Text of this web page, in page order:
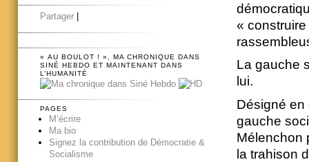
«
La gauche
lui.
Désigné en
gauche
Mélenchon
la trahison
Partager
« AU BOULOT ! », MA CHRONIQUE DANS
SINÉ HEBDO ET MAINTENANT DANS
L’HUMANITÉ
PAGES
M’écrire
Ma bio
Signez la contribution de Démocratie &
Socialisme